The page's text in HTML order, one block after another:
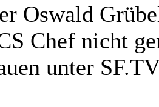
Oswald
Chef nicht
unter